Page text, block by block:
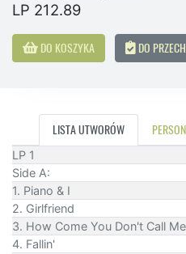
LP 212.89
DO KOSZYKA DO
LISTA UTWORÓW
LP 1
Side A:
1. Piano & I
2. Girlfriend
3. How Come You Don't Call
4. Fallin'